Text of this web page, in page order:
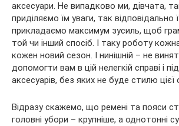
аксесуари. Не випадково ми, дівчата,
приділяємо їм уваги, так відповідально
прикладаємо максимум зусиль, щоб
той чи інший спосіб. І таку роботу
кожен новий сезон. І нинішній – не
допомогти вам в цій нелегкій справі і
аксесуарів, без яких не буде стилю цієї
Відразу скажемо, що ремені та пояси
головні убори – крупніше, а однотонні